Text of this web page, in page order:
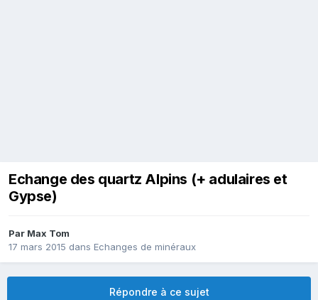
Echange des quartz Alpins (+ adulaires et
Gypse)
Par Max Tom
17 mars 2015 dans Echanges de minéraux
Répondre à ce sujet